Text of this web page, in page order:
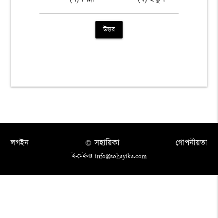
উত্তর
লগইন গোপনীয়তা
© সহায়িকা
ই-মেইলঃ info@sohayika.com